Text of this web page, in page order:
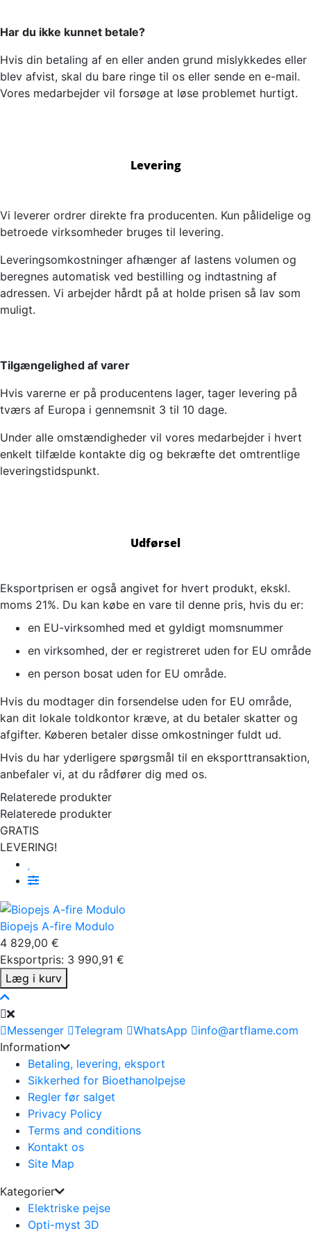
Har du ikke kunnet betale?
Hvis din betaling af en eller anden grund mislykkedes eller
blev afvist, skal du bare ringe til os eller sende en e-mail.
Vores medarbejder vil forsøge at løse problemet hurtigt.
Levering
Vi leverer ordrer direkte fra producenten. Kun pålidelige og
betroede virksomheder bruges til levering.
Leveringsomkostninger afhænger af lastens volumen og
beregnes automatisk ved bestilling og indtastning af
adressen. Vi arbejder hårdt på at holde prisen så lav som
muligt.
Tilgængelighed af varer
Hvis varerne er på producentens lager, tager levering på
tværs af Europa i gennemsnit 3 til 10 dage.
Under alle omstændigheder vil vores medarbejder i hvert
enkelt tilfælde kontakte dig og bekræfte det omtrentlige
leveringstidspunkt.
Udførsel
Eksportprisen er også angivet for hvert produkt, ekskl.
moms 21%. Du kan købe en vare til denne pris, hvis du er:
en EU-virksomhed med et gyldigt momsnummer
en virksomhed, der er registreret uden for EU område
en person bosat uden for EU område.
Hvis du modtager din forsendelse uden for EU område,
kan dit lokale toldkontor kræve, at du betaler skatter og
afgifter. Køberen betaler disse omkostninger fuldt ud.
Hvis du har yderligere spørgsmål til en eksporttransaktion,
anbefaler vi, at du rådfører dig med os.
Relaterede produkter
Relaterede produkter
GRATIS
LEVERING!
Biopejs A-fire Modulo
4 829,00 €
Eksportpris: 3 990,91 €
Læg i kurv
Messenger Telegram WhatsApp
info@artflame.com
Information
Betaling, levering, eksport
Sikkerhed for Bioethanolpejse
Regler før salget
Privacy Policy
Terms and conditions
Kontakt os
Site Map
Kategorier
Elektriske pejse
Opti-myst 3D